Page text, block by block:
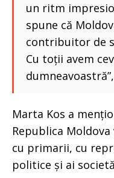
un ritm
spune că
contribuitor de
Cu toții avem
Marta Kos a
Republica
cu primarii, cu
politice și ai